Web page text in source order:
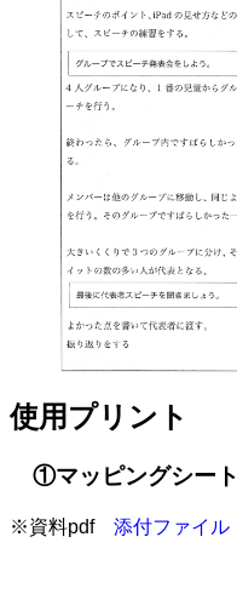
使用プリント
①マッピングシート
※資料pdf 添付ファイル